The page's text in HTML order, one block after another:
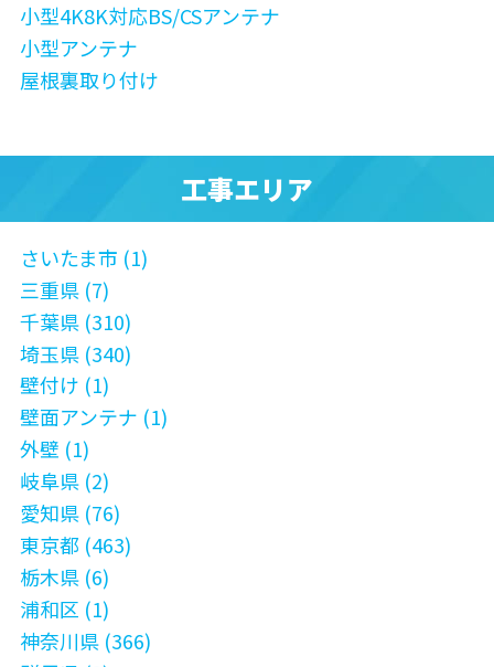
小型4K8K対応BS/CSアンテナ
小型アンテナ
屋根裏取り付け
工事エリア
さいたま市 (1)
三重県 (7)
千葉県 (310)
埼玉県 (340)
壁付け (1)
壁面アンテナ (1)
外壁 (1)
岐阜県 (2)
愛知県 (76)
東京都 (463)
栃木県 (6)
浦和区 (1)
神奈川県 (366)